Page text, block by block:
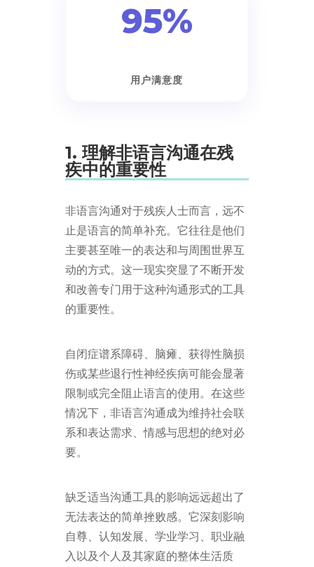
95%
用户满意度
1. 理解非语言沟通在残
疾中的重要性
非语言沟通对于残疾人士而言，远不
止是语言的简单补充。它往往是他们
主要甚至唯一的表达和与周围世界互
动的方式。这一现实突显了不断开发
和改善专门用于这种沟通形式的工具
的重要性。
自闭症谱系障碍、脑瘫、获得性脑损
伤或某些退行性神经疾病可能会显著
限制或完全阻止语言的使用。在这些
情况下，非语言沟通成为维持社会联
系和表达需求、情感与思想的绝对必
要。
缺乏适当沟通工具的影响远远超出了
无法表达的简单挫败感。它深刻影响
自尊、认知发展、学业学习、职业融
入以及个人及其家庭的整体生活质